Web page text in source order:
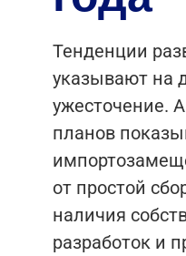
Тенденции
указывают на
ужесточение.
планов
от простой
наличия
разработок и